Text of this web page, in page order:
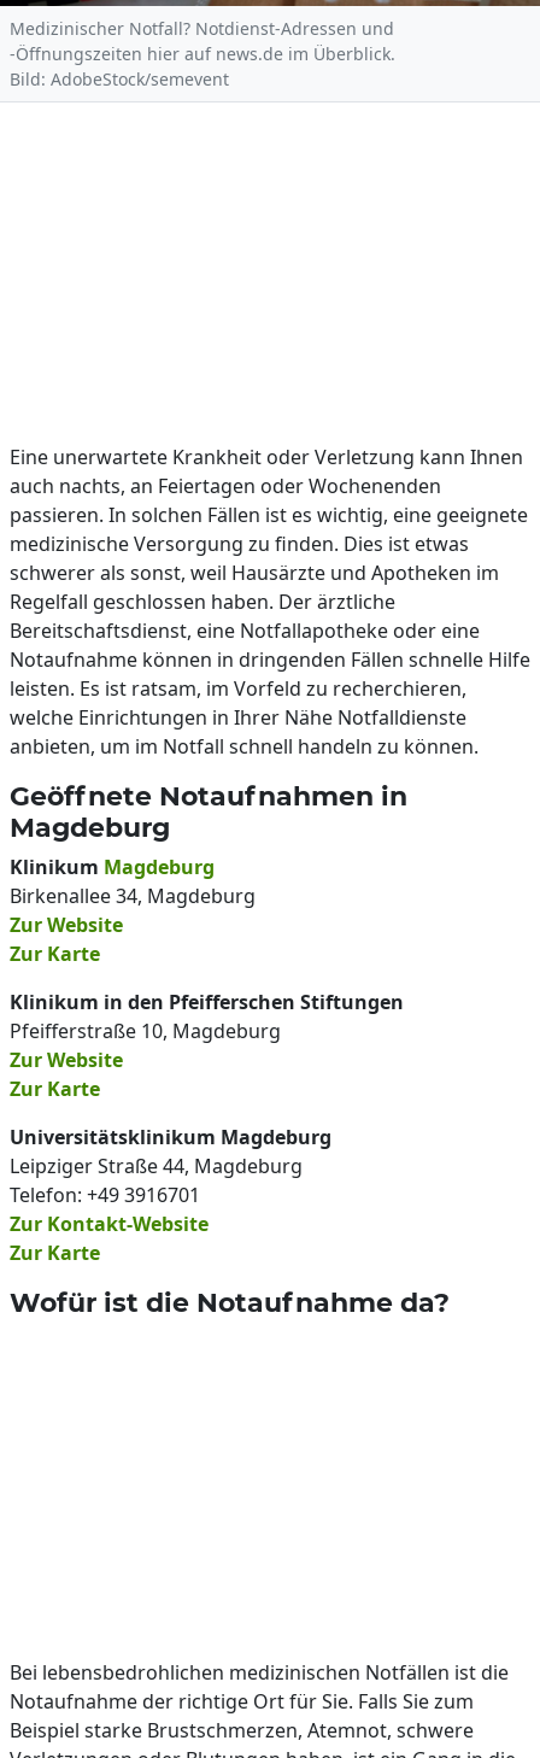
Medizinischer Notfall? Notdienst-Adressen und
-Öffnungszeiten hier auf news.de im Überblick.
Bild: AdobeStock/semevent
Eine unerwartete Krankheit oder Verletzung kann Ihnen
auch nachts, an Feiertagen oder Wochenenden
passieren. In solchen Fällen ist es wichtig, eine geeignete
medizinische Versorgung zu finden. Dies ist etwas
schwerer als sonst, weil Hausärzte und Apotheken im
Regelfall geschlossen haben. Der ärztliche
Bereitschaftsdienst, eine Notfallapotheke oder eine
Notaufnahme können in dringenden Fällen schnelle Hilfe
leisten. Es ist ratsam, im Vorfeld zu recherchieren,
welche Einrichtungen in Ihrer Nähe Notfalldienste
anbieten, um im Notfall schnell handeln zu können.
Geöffnete Notaufnahmen in
Magdeburg
Klinikum Magdeburg
Birkenallee 34, Magdeburg
Zur Website
Zur Karte
Klinikum in den Pfeifferschen Stiftungen
Pfeifferstraße 10, Magdeburg
Zur Website
Zur Karte
Universitätsklinikum Magdeburg
Leipziger Straße 44, Magdeburg
Telefon: +49 3916701
Zur Kontakt-Website
Zur Karte
Wofür ist die Notaufnahme da?
Bei lebensbedrohlichen medizinischen Notfällen ist die
Notaufnahme der richtige Ort für Sie. Falls Sie zum
Beispiel starke Brustschmerzen, Atemnot, schwere